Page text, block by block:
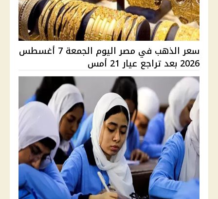
سعر الذهب في مصر اليوم الجمعة 7 أغسطس
2026 بعد تراجع عيار 21 أمس